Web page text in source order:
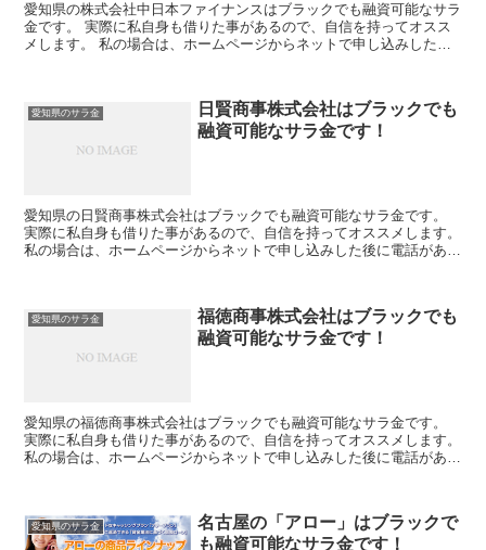
愛知県の株式会社中日本ファイナンスはブラックでも融資可能なサラ
金です。 実際に私自身も借りた事があるので、自信を持ってオスス
メします。 私の場合は、ホームページからネットで申し込みした後
愛知県のサラ金
日賢商事株式会社はブラックでも
融資可能なサラ金です！
愛知県の日賢商事株式会社はブラックでも融資可能なサラ金です。
実際に私自身も借りた事があるので、自信を持ってオススメします。
私の場合は、ホームページからネットで申し込みした後に電話があ
愛知県のサラ金
福徳商事株式会社はブラックでも
融資可能なサラ金です！
愛知県の福徳商事株式会社はブラックでも融資可能なサラ金です。
実際に私自身も借りた事があるので、自信を持ってオススメします。
私の場合は、ホームページからネットで申し込みした後に電話があ
愛知県のサラ金
名古屋の「アロー」はブラックで
も融資可能なサラ金です！